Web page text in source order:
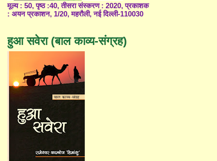
मूल्य : 50, पृष्ठ :40, तीसरा संस्करण : 2020, प्रकाशक
: अयन प्रकाशन, 1/20, महरौली, नई दिल्ली-110030
हुआ सवेरा (बाल काव्य-संग्रह)